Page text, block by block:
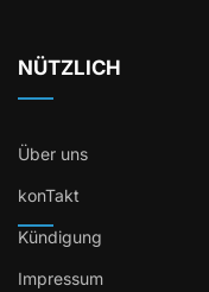
NÜTZLICH
Über uns
konTakt
Kündigung
Impressum